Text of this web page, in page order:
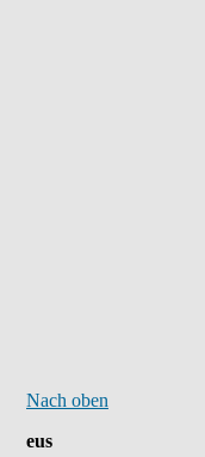
Nach oben
eus